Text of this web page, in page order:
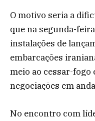
O motivo seria a
que na segunda-
instalações de
embarcações
meio ao cessar-fogo
negociações em
No encontro com